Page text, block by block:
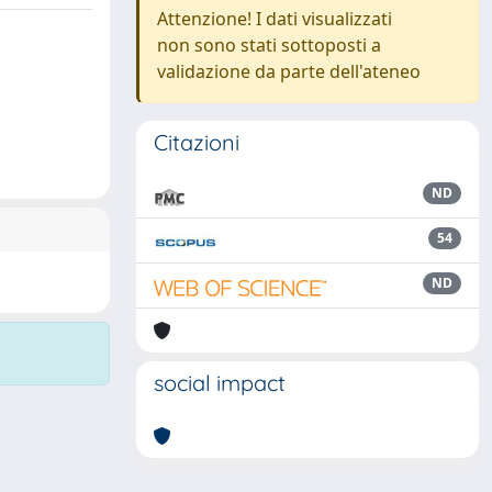
Attenzione! I dati visualizzati
non sono stati sottoposti a
validazione da parte dell'ateneo
Citazioni
ND
54
ND
social impact